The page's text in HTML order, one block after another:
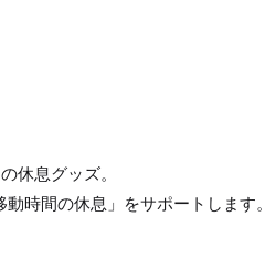
休息グッズ。
時間の休息」をサポートします。